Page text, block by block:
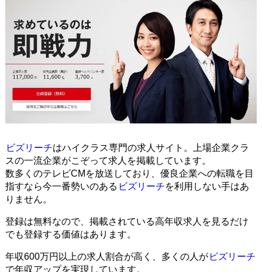
ビズリーチはハイクラス専門の求人サイト。上場企業クラ
スの一流企業がこぞって求人を掲載しています。
数多くのテレビCMを放送しており、優良企業への転職を目
指すなら今一番勢いのある ビズリーチを利用しない手はあ
りません。
登録は無料なので、掲載されている高年収求人を見るだけ
でも登録する価値はあります。
年収600万円以上の求人割合が高く、多くの人が ビズリーチ
で年収アップを実現しています。